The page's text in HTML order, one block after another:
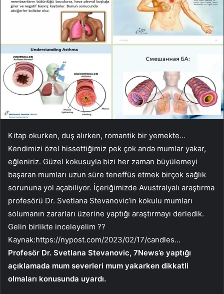
Kitap okurken, duş alırken, romantik bir yemekte…
Kendimizi özel hissettiğimiz pek çok anda mumlar yakar,
eğleniriz. Güzel kokusuyla bizi her zaman büyülemeyi
başaran mumları uzun süre teneffüs etmek birçok sağlık
sorununa yol açabiliyor. İçeriğimizde Avustralyalı araştırma
profesörü Dr. Svetlana Stevanovic’in kokulu mumları
solumanın zararları üzerine yaptığı araştırmayı derledik.
Gelin birlikte inceleyelim ??
Kaynak:https://nypost.com/2023/02/17/candles…
Profesör Dr. Svetlana Stevanovic, 7News’e yaptığı
açıklamada mum severleri mum yakarken dikkatli
olmaları konusunda uyardı.